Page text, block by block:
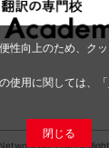
性向上のため、ク
使用に関しては、「
閉じる
Co.,Ltd. All